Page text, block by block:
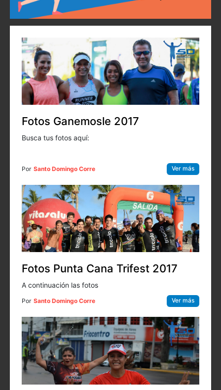
Fotos Ganemosle 2017
Busca tus fotos aquí:
Por Santo Domingo Corre Ver más
Fotos Punta Cana Trifest 2017
A continuación las fotos
Por Santo Domingo Corre Ver más